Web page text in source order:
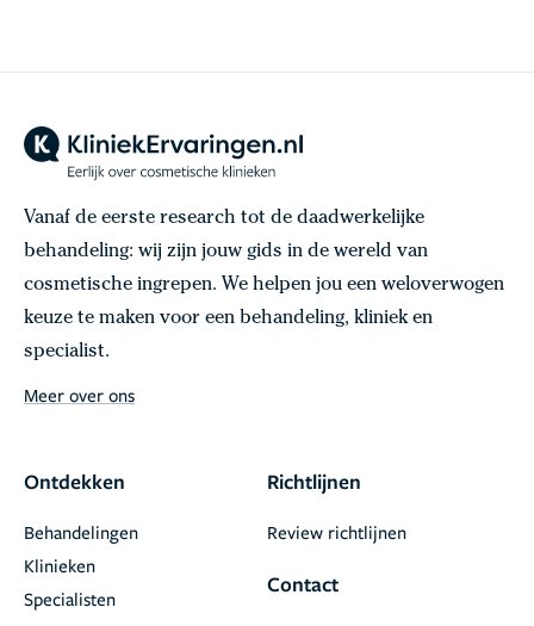
Vanaf de eerste research tot de daadwerkelijke
behandeling: wij zijn jouw gids in de wereld van
cosmetische ingrepen. We helpen jou een weloverwogen
keuze te maken voor een behandeling, kliniek en
specialist.
Meer over ons
Ontdekken
Behandelingen
Klinieken
Specialisten
Richtlijnen
Review richtlijnen
Contact